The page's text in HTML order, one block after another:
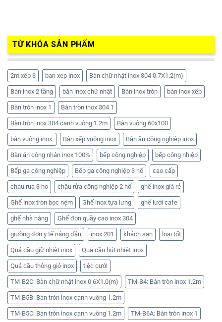
TỪ KHÓA SẢN PHẨM
2m xếp 3 ban xep inox Bàn chữ nhật inox 304 0.7X1.2(m)
Bàn inox 2 tầng bàn inox chữ nhật Bàn inox tròn bàn inox xếp
Bàn tròn inox 1 Bàn tròn inox 304 1
Bàn tròn inox 304 cạnh vuông 1.2m Bàn vuông 60x100
bàn vuông inox. Bàn xếp vuông inox Bàn ăn công nghiệp inox
Bàn ăn công nhân inox 100% bếp công nghiệp bếp công nhiệp
Bếp ga công nghiệp Bếp ga công nghiệp 3 hố cao cấp
chau rua 3 ho chậu rửa công nghiệp 2 hố ghế inox giá rẻ
Ghế inox tròn bọc nệm Ghế inox tựa lưng ghế lưới cafe
ghế nhà hàng Ghế đon quầy cao inox 304
giường đơn y tế nâng đầu inox 201 khách sạn loại tốt
Quả cầu giữ nhiệt inox Quả cầu hút nhiệt inox
Quả cầu thông gió inox tiệc cưới
TM-B2C: Bàn chữ nhật inox 0.6X1.0(m) TM-B4: Bàn tròn inox 1.2m
TM-B5B: Bàn tròn inox cạnh vuông 1.2m
TM-B5C: Bàn tròn inox cạnh vuông 1.2m TM-B6A: Bàn tròn inox 1